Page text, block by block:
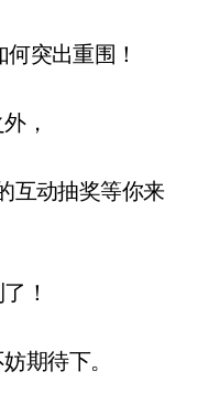
突出重围！
，
互动抽奖等你来
！
期待下。